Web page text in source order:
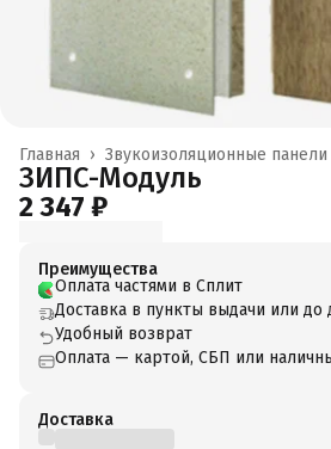
Звукоизоляционные панели
Главная ›
ЗИПС-Модуль
2 347 ₽
Преимущества
Оплата частями в Сплит
Доставка в пункты выдачи или до
Удобный возврат
Оплата — картой, СБП или
Доставка